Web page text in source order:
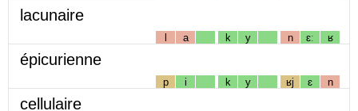
lacunaire
l a k y n ɛː ʁ
épicurienne
p i k y ʁj ɛ n
cellulaire